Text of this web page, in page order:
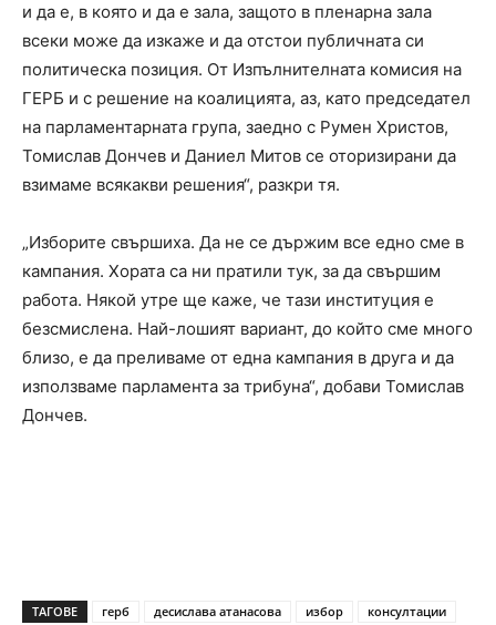
и да е, в която и да е зала, защото в пленарна зала
всеки може да изкаже и да отстои публичната си
политическа позиция. От Изпълнителната комисия на
ГЕРБ и с решение на коалицията, аз, като председател
на парламентарната група, заедно с Румен Христов,
Томислав Дончев и Даниел Митов се оторизирани да
взимаме всякакви решения“, разкри тя.
„Изборите свършиха. Да не се държим все едно сме в
кампания. Хората са ни пратили тук, за да свършим
работа. Някой утре ще каже, че тази институция е
безсмислена. Най-лошият вариант, до който сме много
близо, е да преливаме от една кампания в друга и да
използваме парламента за трибуна“, добави Томислав
Дончев.
ТАГОВЕ герб десислава атанасова избор
консултации